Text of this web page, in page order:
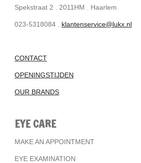
Spekstraat 2 . 2011HM . Haarlem
023-5318084 . klantenservice@lukx.nl
CONTACT
OPENINGSTIJDEN
OUR BRANDS
EYE CARE
MAKE AN APPOINTMENT
EYE EXAMINATION